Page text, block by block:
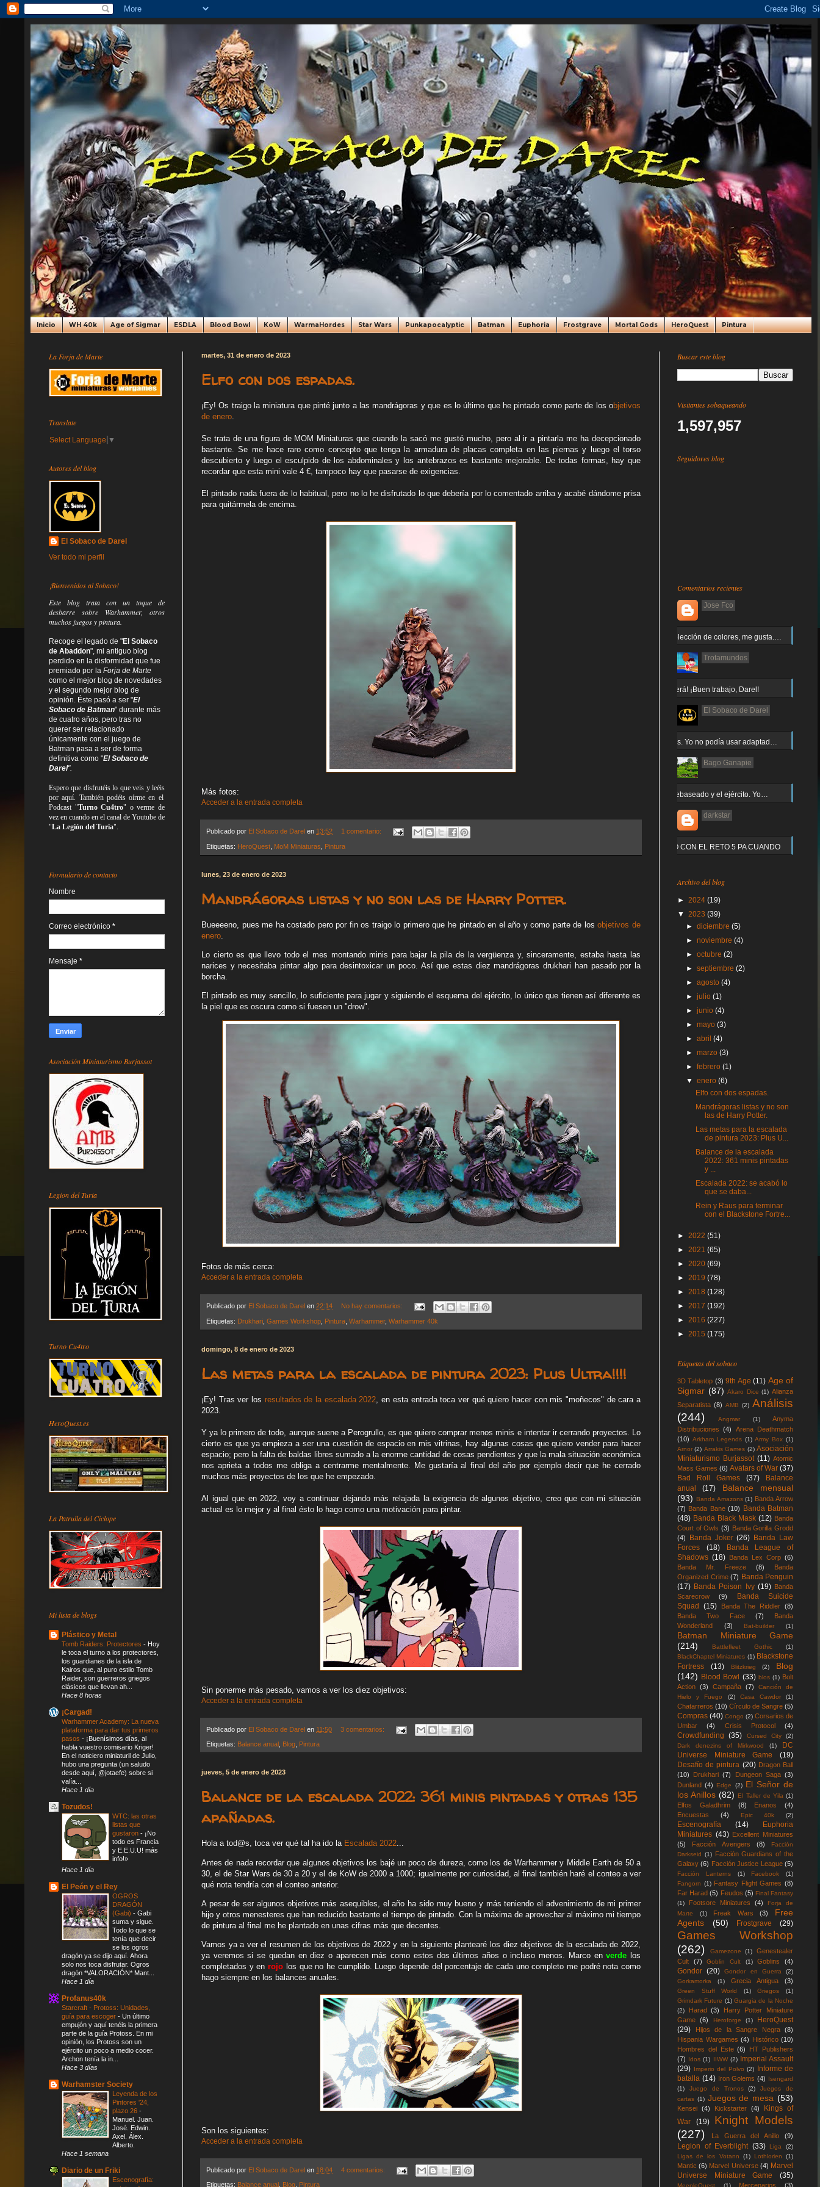
Inicio WH 40k Age of Sigmar ESDLA Blood Bowl KoW WarmaHordes Star Wars Punkapocalyptic Batman Euphoria Frostgrave Mortal Gods HeroQuest Pintura
martes, 31 de enero de 2023
Elfo con dos espadas.
¡Ey! Os traigo la miniatura que pinté junto a las mandrágoras y que es lo último que he pintado como parte de los objetivos
de enero.
Se trata de una figura de MOM Miniaturas que cuando la sacó me gustó mucho, pero al ir a pintarla me ha decepcionado
bastante. Se me hace raro como concepto que tenga la armadura de placas completa en las piernas y luego el torso
descubierto y luego el esculpido de los abdominales y los antebrazos es bastante mejorable. De todas formas, hay que
recordar que esta mini vale 4 €, tampoco hay que pasarse de exigencias.
El pintado nada fuera de lo habitual, pero no lo he disfrutado lo que debería por lo comentado arriba y acabé dándome prisa
para quitármela de encima.
Más fotos:
Acceder a la entrada completa
Publicado por El Sobaco de Darel en 13:52 1 comentario:
Etiquetas: HeroQuest MoM Miniaturas Pintura
lunes, 23 de enero de 2023
Mandrágoras listas y no son las de Harry Potter.
Bueeeeno, pues me ha costado pero por fin os traigo lo primero que he pintado en el año y como parte de losobjetivos de
enero
Lo cierto es que llevo todo el mes montando minis para bajar la pila de la vergüenza y, sinceramente, estaba hasta las
narices y necesitaba pintar algo para desintoxicar un poco. Así que estas diez mandrágoras drukhari han pasado por la
borcha.
El pintado es muy sencillo, lo suficiente para jugar y siguiendo el esquema del ejército, lo único que tienen así diferente es
la piel que es oscura como si fuesen un "drow".
Fotos de más cerca:
Acceder a la entrada completa
Publicado por El Sobaco de Darel en 22:14 No hay comentarios:
Etiquetas: Drukhari Games Workshop Pintura Warhammer, Warhammer 40k
domingo, 8 de enero de 2023
Las metas para la escalada de pintura 2023: Plus Ultra!!!!
¡Ey! Tras ver los resultados de la escalada 2022 , en esta entrada toca ver qué quiero hacer con mis "moñecos" de cara a
2023.
Y ya lo primero de todo, aunque suene a Perogrullo, es que quiero comprar menos minis e intentar ir cerrando proyectos. Lo
cierto es que ya empieza a ser una cuestión de espacio en mis vitrinas, hay algunas cosas que quiero vender para hacer
espacio; pero la falta de baldas libres sumado a la enorme cantidad de cosas pendientes y que la mala situación económica
nos aprieta a todos me obliga a centrarme mentalmente. Me gustaría al final del año por ejemplo decir que he cerrado
muchos más proyectos de los que he empezado.
Al igual que en 2022, voy a continuar dejando más relajada la exigencia de algunos objetivo, creo que con mi situación
actual es lo mejor y al final ésto lo hago como una motivación para pintar.
Sin ponerme más pesado, vamos a ver los diez objetivos:
Acceder a la entrada completa
Publicado por El Sobaco de Darel en 11:50 3 comentarios:
Etiquetas: Balance anual Blog Pintura
jueves, 5 de enero de 2023
Balance de la escalada 2022: 361 minis pintadas y otras 135
apañadas.
Hola a tod@s, toca ver qué tal ha ido la Escalada 2022...
Antes de nada recordar que algunos objetivos los bajé un poco de dureza, como los de Warhammer y Middle Earth de 50 a
30, el de Star Wars de 30 a 20 y el de KoW de 2000 a 1000; igualmente por curiosidad, al final también haré el conteo a ver
qué nota tendría con el conteo anterior.
A pesar de ser algunos objetivos más asequibles, el año ha sido muy bueno y más teniendo el advenimiento de mi primer
hijo y otros menesteres que han reducido bastante el tiempo de pintado. Con la máxima de aprovechar al máximo mi tiempo
de pintura al final me he plantado en unas cifras más que decentes.
Vamos ya a ver el resumen de los objetivos de 2022 y en la siguiente plantearé los diez objetivos de la escalada de 2022,
ya veremos si se quedan en diez o aparecen más como estos dos últimos años o incluso menos. Marco enverde los
completados y enrojo los que no he cumplido. Luego depende del porcentaje de cada uno completo me podré nota como
hago siempre en los balances anuales.
Son los siguientes:
Acceder a la entrada completa
Publicado por El Sobaco de Darel en 18:04 4 comentarios:
Etiquetas: Balance anual , Blog, Pintura
La Forja de Marte
Translate
Select Language ▼
Autores del blog
El Sobaco de Darel
Ver todo mi perfil
¡Bienvenidos al Sobaco!
Este blog trata con un toque de
desbarre sobre Warhammer, otros
muchos juegos y pintura.
Recoge el legado de "El Sobaco
de Abaddon", mi antiguo blog
perdido en la disformidad que fue
premiado por la Forja de Marte
como el mejor blog de novedades
y el segundo mejor blog de
opinión. Éste pasó a ser "El
Sobaco de Batman" durante más
de cuatro años, pero tras no
querer ser relacionado
únicamente con el juego de
Batman pasa a ser de forma
definitiva como "El Sobaco de
Darel".
Espero que disfrutéis lo queveis yleéis
por aquí. También podéis oírme en el
Podcast "Turno Cu4tro" o verme de
vez en cuando en el canal de Youtube de
"La Legión del Turia".
Formulario de contacto
Nombre
Correo electrónico *
Mensaje *
Asociación Miniaturismo Burjassot
Legion del Turia
Turno Cu4tro
HeroQuest.es
La Patrulla del Cíclope
Mi lista de blogs
Plástico y Metal
Tomb Raiders: Protectores - Hoy
le toca el turno a los protectores,
los guardianes de la isla de
Kairos que, al puro estilo Tomb
Raider, son guerreros griegos
clásicos que llevan ah...
Hace 8 horas
¡Cargad!
Warhammer Academy: La nueva
plataforma para dar tus primeros
pasos - ¡Buenísimos días, al
habla vuestro comisario Kriger!
En el noticiero miniaturil de Julio,
hubo una pregunta (un saludo
desde aquí, @jotaefe) sobre si
valía...
Hace 1 día
Tozudos!
WTC: las otras
listas que
gustaron - ¡No
todo es Francia
y E.E.U.U! más
info!»
Hace 1 día
El Peón y el Rey
OGROS
DRAGÓN
(Gabi) - Gabi
suma y sigue.
Todo lo que se
tenía que decir
se los ogros
dragón ya se dijo aquí. Ahora
solo nos toca disfrutar. Ogros
dragón *VALORACIÓN* Mant...
Hace 1 día
Profanus40k
Starcraft - Protoss: Unidades,
guía para escoger - Un último
empujón y aquí tenéis la primera
parte de la guía Protoss. En mi
opinión, los Protoss son un
ejército un poco a medio cocer.
Archon tenía la in...
Hace 3 días
Warhamster Society
Leyenda de los
Pintores '24,
plazo 26 -
Manuel. Juan.
José. Edwin.
Axel. Álex.
Alberto.
Hace 1 semana
Diario de un Friki
Escenografía:
Buscar este blog
Visitantes sobaqueando
1,597,957
Seguidores blog
Comentarios recientes
Jose Fco
Muy buena elección de colores, me gusta.…
Trotamundos
¡Arnor no caerá! ¡Buen trabajo, Darel!
El Sobaco de Darel
Jajaja gracias. Yo no podía usar adaptad…
Bago Ganapie
Increíble el rebaseado y el ejército. Yo…
darkstar
Y QUE PASO CON EL RETO 5 PA CUANDO
Archivo del blog
► 2024 (19)
▼ 2023 (39)
►diciembre(5)
►noviembre(4)
►octubre(2)
►septiembre(2)
►agosto(4)
►julio(1)
►junio(4)
►mayo(3)
►abril(4)
►marzo(3)
►febrero(1)
▼enero(6)
Elfo con dos espadas.
Mandrágoras listas y no son
las de Harry Potter.
Las metas para la escalada
de pintura 2023: Plus U...
Balance de la escalada
2022: 361 minis pintadas
y ...
Escalada 2022: se acabó lo
que se daba...
Rein y Raus para terminar
con el Blackstone Fortre...
► 2022 (51)
► 2021 (65)
► 2020 (69)
► 2019 (78)
► 2018 (128)
► 2017 (192)
► 2016 (227)
► 2015 (175)
Etiquetas del sobaco
3D Tabletop (3) 9th Age (11) Age of
Sigmar (87) Akaro Dice (1) Alianza
Separatista (8) AMB (2) Análisis
(244)
Angmar (1)
Anyma
Distribuciones
(4)
Arena Deathmatch
(10) Arkham Legends (1) Army Box (1)
Arnor (2) Arrakis Games (2) Asociación
Miniaturismo Burjassot (11) Atomic
Mass Games (6) Avatars of War (37)
Bad Roll Games
(37)
Balance
anual
(17)
Balance mensual
(93)
Banda Amazons (1) Banda Arrow
(7) Banda Bane (10)
Banda Batman
(48) Banda Black Mask (12) Banda
Court of Owls (3) Banda Gorilla Grodd
(4)
Banda Joker (26) Banda Law
Forces
(18)
Banda League of
Shadows (18) Banda Lex Corp (6)
Banda Mr. Freeze
(8)
Banda
Organized Crime (7) Banda Penguin
(17) Banda Poison Ivy (19) Banda
Scarecrow
(9)
Banda Suicide
Squad
(15) Banda The Riddler (8)
Banda Two Face
(7)
Banda
Wonderland
(3) Bat-builder (1)
Batman Miniature Game
(214)
Battlefleet Gothic
(1)
BlackChaptel Miniatures (1) Blackstone
Fortress
(13) Blitzkrieg (2)
Blog
(142) Blood Bowl (33) blos (1) Bolt
Action (3) Campaña (7)
Canción de
Hielo y Fuego
(2) Casa Cawdor (1)
Chatarreros (10) Círculo de Sangre (5)
Compras (40) Congo (2) Corsarios de
Umbar
(4) Crisis Protocol (4)
Crowdfunding (35) Cursed City
(2)
Dark denezins of Mirkwood
(1)
DC
Universe Miniature Game
(19)
Desafío de pintura (20) Dragon Ball
(10)
Drukhari (7) Dungeon Saga (3)
Dunland (4) Edge (2) El Señor de
los Anillos (82) El Taller de Yila (1)
Elfos Galadhrim (8) Enanos
(4)
Encuestas
(4) Epic 40k (2)
Escenografía (14)
Euphoria
Miniatures (43) Excellent Miniatures
(5)
Facción Avengers (8)
Facción
Darkseid (1) Facción Guardians of the
Galaxy (6) Facción Justice League (5)
Facción Lanterns (1) Facebook
(1)
Fangorn (1) Fantasy Flight Games (8)
Far Harad (5) Feudos (5) Final Fantasy
(1)
Footsore Miniatures (4)
Forja de
Marte
(1) Freak Wars (3)
Free
Agents
(50) Frostgrave (29)
Games Workshop
(262)
Gamezone (1)
Genestealer
Cult
(7) Goblin Cult (1) Goblins (4)
Gondor (20) Gondor en Guerra
(2)
Gorkamorka
(1) Grecia Antigua (3)
Green Stuff World (1) Griegos
(1)
Grimdark Future (1) Guargia de la Noche
(2)
Harad (3)
Harry Potter Miniature
Game
(6) Heroforge (1)
HeroQuest
(29)
Hijos de la Sangre Negra
(8)
Hispania Wargames (4) Histórico (10)
Hombres del Este (6)
HT Publishers
(7) Idos (1) IIWW (2)
Imperial Assault
(29) Imperio del Polvo (2)
Informe de
batalla (14) Iron Golems (4) Isengard
(1)
Juego de Tronos (2)
Juegos de
cartas (1) Juegos de mesa (53)
Kensei (4) Kickstarter (4)
Kings of
War
(19)
Knight Models
(227)
La Guerra del Anillo (9)
Legion of Everblight (33) Liga
(2)
Ligas de los Votann
(1) Lothlorien (1)
Mantic (6) Marvel Universe (4) Marvel
Universe Miniature Game
(35)
MeepleQuest (1) Mercenarios (3)